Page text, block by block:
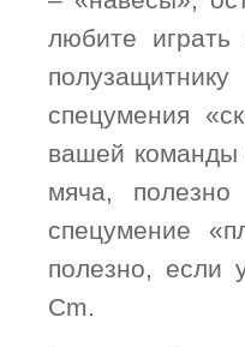
любите
спецумения
вашей команды
мяча, полезно
спецумение
полезно, если
Cm.